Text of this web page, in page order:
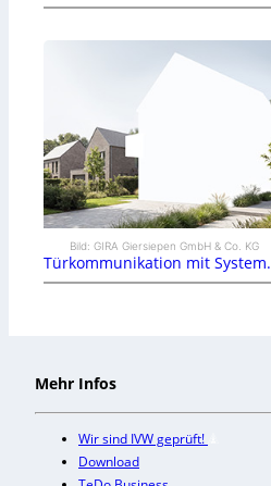
Bild: GIRA Giersiepen GmbH & Co. KG
Türkommunikation mit System.
Mehr Infos
Wir sind IVW geprüft!
Download